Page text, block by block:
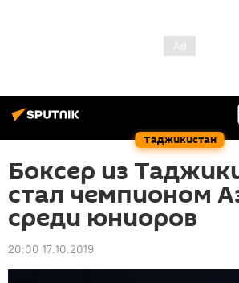
Таджикистан
Боксер из
стал чемпионом
среди юниоров
20:00 17.10.2019